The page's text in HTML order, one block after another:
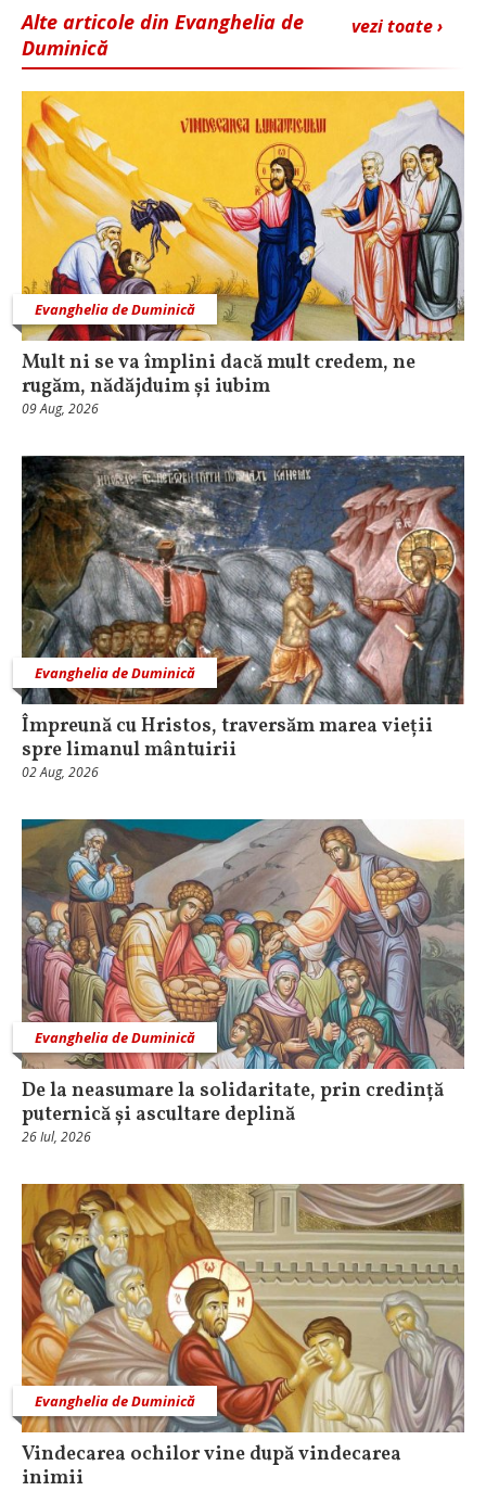
vezi toate ›
Alte articole din Evanghelia de
Duminică
Evanghelia de Duminică
Mult ni se va împlini dacă mult credem, ne
rugăm, nădăjduim și iubim
09 Aug, 2026
Evanghelia de Duminică
Împreună cu Hristos, traversăm marea vieții
spre limanul mântuirii
02 Aug, 2026
Evanghelia de Duminică
De la neasumare la solidaritate, prin credință
puternică și ascultare deplină
26 Iul, 2026
Evanghelia de Duminică
Vindecarea ochilor vine după vindecarea
inimii